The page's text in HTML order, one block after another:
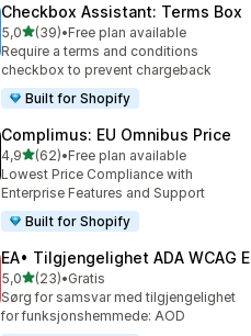
Checkbox Assistant: Terms Box
5,0av 5 stjerner
(39)
Totalt 39 omtaler
•Free plan available
Require a terms and conditions
checkbox to prevent chargeback
Built for Shopify
Complimus: EU Omnibus Price
4,9av 5 stjerner
(62)
Totalt 62 omtaler
•Free plan available
Lowest Price Compliance with
Enterprise Features and Support
Built for Shopify
EA• Tilgjengelighet ADA WCAG E
5,0av 5 stjerner
(23)
Totalt 23 omtaler
•Gratis
Sørg for samsvar med tilgjengelighet
for funksjonshemmede: AOD